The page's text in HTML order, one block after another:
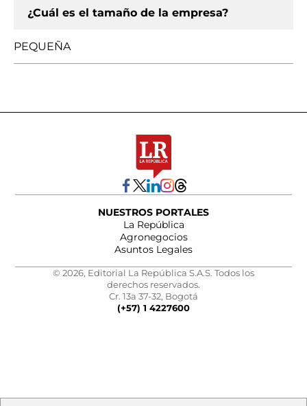
¿Cuál es el tamaño de la empresa?
PEQUEÑA
NUESTROS PORTALES
La República
Agronegocios
Asuntos Legales
© 2026, Editorial La República S.A.S. Todos los
derechos reservados.
Cr. 13a 37-32, Bogotá
(+57) 1 4227600